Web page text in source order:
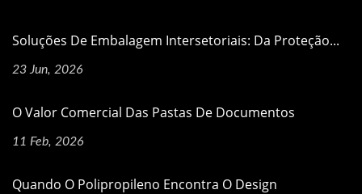
Soluções De Embalagem Intersetoriais: Da Proteção...
23 Jun, 2026
O Valor Comercial Das Pastas De Documentos
11 Feb, 2026
Quando O Polipropileno Encontra O Design